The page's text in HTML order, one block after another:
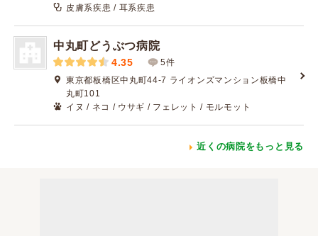
皮膚系疾患 / 耳系疾患
中丸町どうぶつ病院
4.35
5件
東京都板橋区中丸町44-7 ライオンズマンション板橋中
丸町101
イヌ / ネコ / ウサギ / フェレット / モルモット
近くの病院をもっと見る